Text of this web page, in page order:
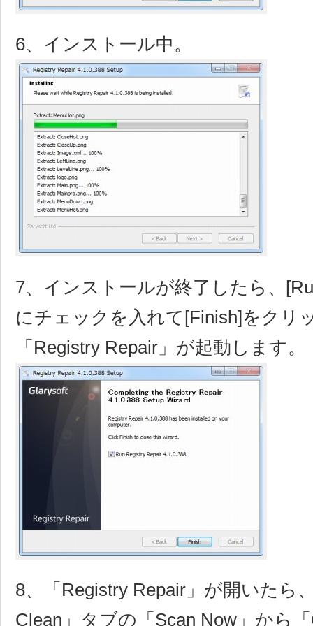
6、インストール中。
7、インストールが終了したら、
にチェックを入れて[Finish]をクリ
「Registry Repair」が起動します。
8、「Registry Repair」が開いたら
Clean」タブの「Scan Now」から